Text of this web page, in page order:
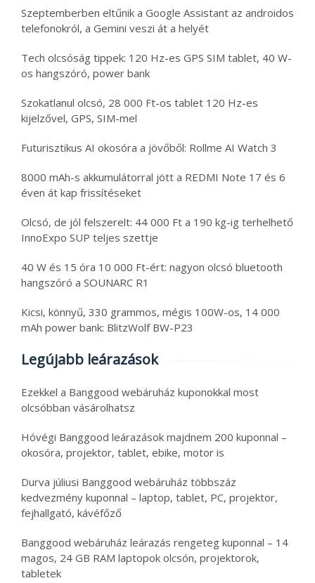
Szeptemberben eltűnik a Google Assistant az androidos
telefonokról, a Gemini veszi át a helyét
Tech olcsóság tippek: 120 Hz-es GPS SIM tablet, 40 W-
os hangszóró, power bank
Szokatlanul olcsó, 28 000 Ft-os tablet 120 Hz-es
kijelzővel, GPS, SIM-mel
Futurisztikus AI okosóra a jövőből: Rollme AI Watch 3
8000 mAh-s akkumulátorral jött a REDMI Note 17 és 6
éven át kap frissítéseket
Olcsó, de jól felszerelt: 44 000 Ft a 190 kg-ig terhelhető
InnoExpo SUP teljes szettje
40 W és 15 óra 10 000 Ft-ért: nagyon olcsó bluetooth
hangszóró a SOUNARC R1
Kicsi, könnyű, 330 grammos, mégis 100W-os, 14 000
mAh power bank: BlitzWolf BW-P23
Legújabb leárazások
Ezekkel a Banggood webáruház kuponokkal most
olcsóbban vásárolhatsz
Hóvégi Banggood leárazások majdnem 200 kuponnal –
okosóra, projektor, tablet, ebike, motor is
Durva júliusi Banggood webáruház többszáz
kedvezmény kuponnal – laptop, tablet, PC, projektor,
fejhallgató, kávéfőző
Banggood webáruház leárazás rengeteg kuponnal – 14
magos, 24 GB RAM laptopok olcsón, projektorok,
tabletek